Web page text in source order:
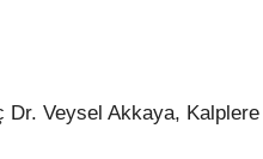
Dr. Veysel Akkaya,